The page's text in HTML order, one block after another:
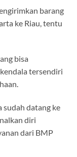
barang
ke Riau, tentu
bisa
tersendiri
datang ke
diri
dari BMP